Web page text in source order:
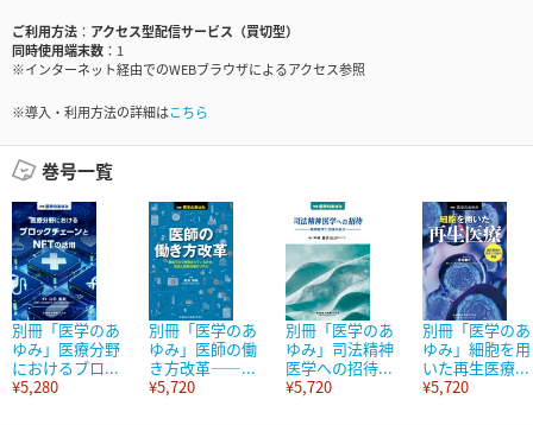
ご利用方法
アクセス型配信サービス（買切型）
同時使用端末数
1
※インターネット経由でのWEBブラウザによるアクセス参照
※導入・利用方法の詳細はこちら
巻号一覧
別冊「医学のあ
ゆみ」医療分野
におけるブロ...
¥5,280
別冊「医学のあ
ゆみ」医師の働
き方改革――...
¥5,720
別冊「医学のあ
ゆみ」司法精神
医学への招待...
¥5,720
別冊「医学のあ
ゆみ」細胞を用
いた再生医療...
¥5,720